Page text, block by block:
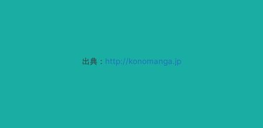
出典： http://konomanga.jp